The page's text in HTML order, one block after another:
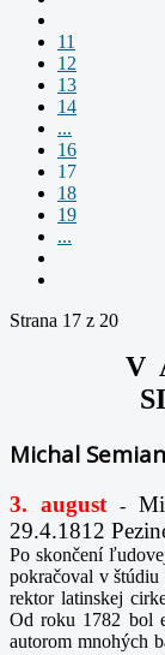
11
12
13
14
...
16
17
18
19
...
Strana 17 z 20
V
Michal
3. august -
29.4.1812
Po skončení
pokračoval v
rektor latinskej
Od roku 1782 bol
autorom mnohých